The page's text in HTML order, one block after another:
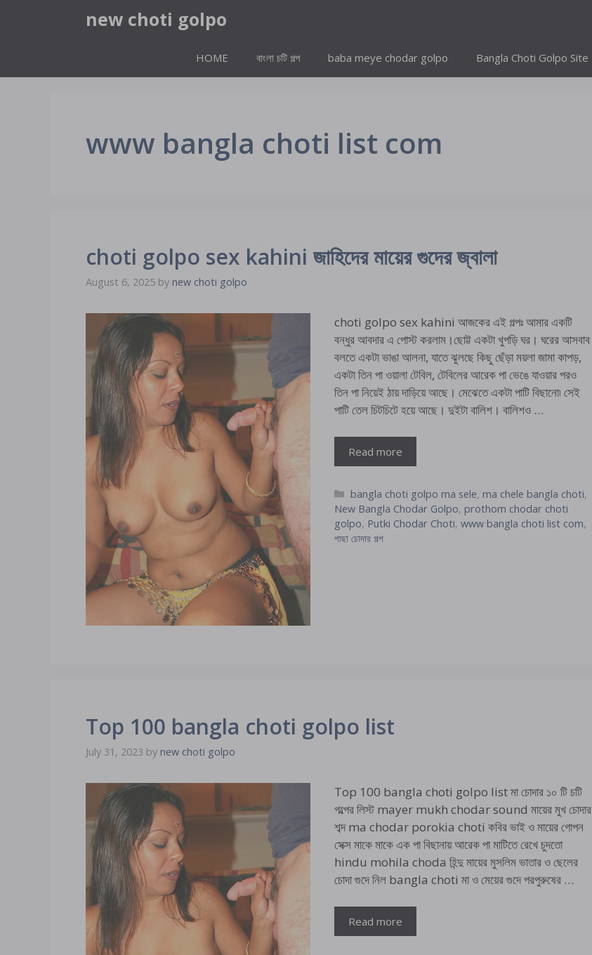
new choti golpo
HOME বাংলা চটি গল্প baba meye chodar golpo Bangla Choti Golpo Site
www bangla choti list com
choti golpo sex kahini জাহিদের মায়ের গুদের জ্বালা
August 6, 2025 by new choti golpo
choti golpo sex kahini আজকের এই গল্পঃ আমার একটি
বন্ধুর আবদার এ পোস্ট করলাম।ছোট্ট একটা খুপড়ি ঘর। ঘরের আসবাব
বলতে একটা ভাঙা আলনা, যাতে ঝুলছে কিছু ছেঁড়া ময়লা জামা কাপড়,
একটা তিন পা ওয়ালা টেবিল, টেবিলের আরেক পা ভেঙে যাওয়ার পরও
তিন পা নিয়েই ঠায় দাড়িয়ে আছে। মেঝেতে একটা পাটি বিছানো৷ সেই
পাটি তেল চিটচিটে হয়ে আছে। দুইটা বালিশ। বালিশও …
Read more
Categories
bangla choti golpo ma sele, ma chele bangla choti,
New Bangla Chodar Golpo, prothom chodar choti
golpo, Putki Chodar Choti, www bangla choti list com,
পাছা চোদার গল্প
Top 100 bangla choti golpo list
July 31, 2023 by new choti golpo
Top 100 bangla choti golpo list মা চোদার ১০ টি চটি
গল্পের লিস্ট mayer mukh chodar sound মায়ের মুখ চোদার
শব্দ ma chodar porokia choti কবির ভাই ও মায়ের গোপন
সেক্স মাকে মাকে এক পা বিছানায় আরেক পা মাটিতে রেখে চুদতো
hindu mohila choda হিন্দু মায়ের মুসলিম ভাতার ও ছেলের
চোদা গুদে নিল bangla choti মা ও মেয়ের গুদে পরপুরুষের …
Read more